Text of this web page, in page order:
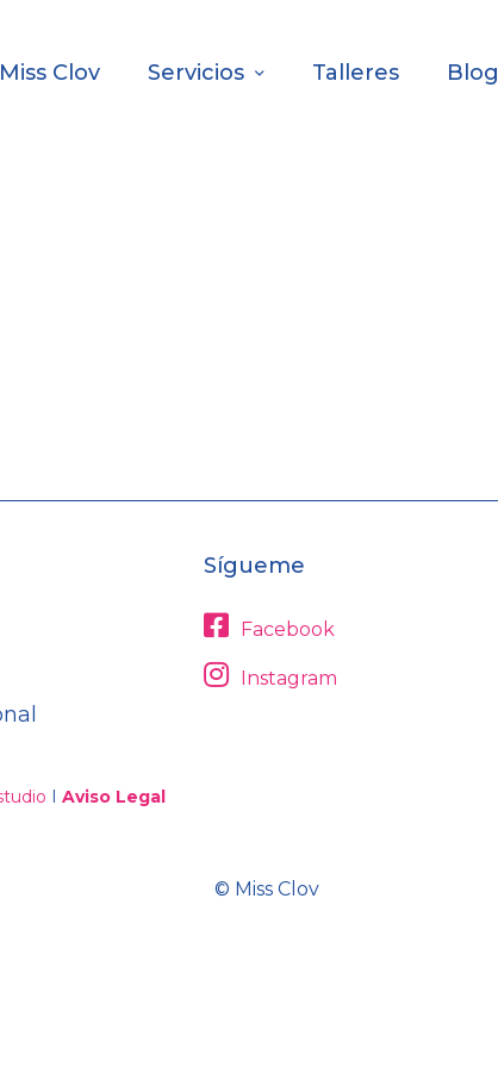
Clov Servicios Talleres Blog
I Aviso Legal
Sígueme
Facebook
Instagram
© Miss Clov